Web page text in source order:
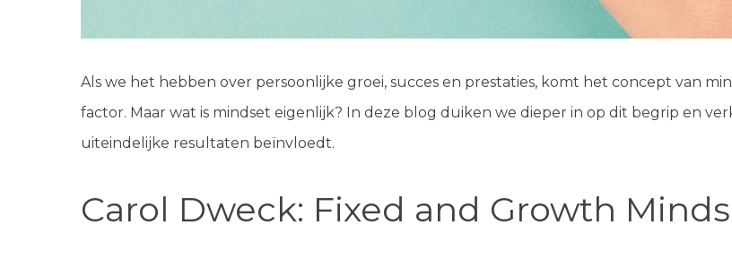
Als we het hebben over persoonlijke groei, succes en prestaties, komt het concept van
factor. Maar wat is mindset eigenlijk? In deze blog duiken we dieper in op dit begrip en
uiteindelijke resultaten beïnvloedt.
Carol Dweck: Fixed and Growth